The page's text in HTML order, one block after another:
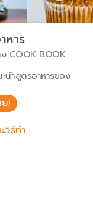
หาร
ง COOK BOOK
นำสูตรอาหารของ
ย!
วิธีทำ